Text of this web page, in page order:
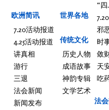
欧洲简讯
7.20活动报道
4.25活动报道
讲真相
游行
三退
法会新闻
新闻发布
世界各地
传统文化
历史人物
成语故事
神韵专辑
文学艺术
“
7.20
邪
时
敛
天
吃
法